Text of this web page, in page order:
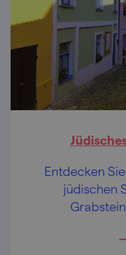
Entdecken
jüdischen